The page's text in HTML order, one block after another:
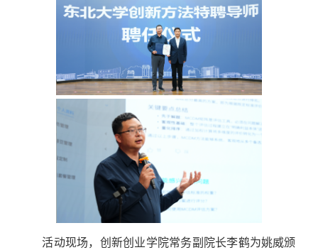
活动现场，创新创业学院常务副院长李鹤为姚威颁